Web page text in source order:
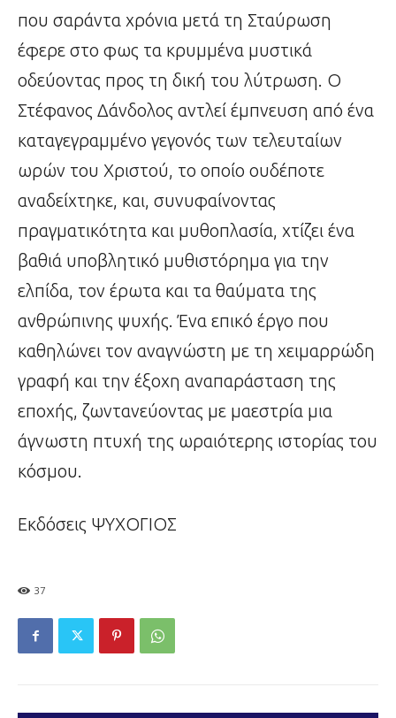
που σαράντα χρόνια μετά τη Σταύρωση
έφερε στο φως τα κρυμμένα μυστικά
οδεύοντας προς τη δική του λύτρωση. Ο
Στέφανος Δάνδολος αντλεί έμπνευση από ένα
καταγεγραμμένο γεγονός των τελευταίων
ωρών του Χριστού, το οποίο ουδέποτε
αναδείχτηκε, και, συνυφαίνοντας
πραγματικότητα και μυθοπλασία, χτίζει ένα
βαθιά υποβλητικό μυθιστόρημα για την
ελπίδα, τον έρωτα και τα θαύματα της
ανθρώπινης ψυχής. Ένα επικό έργο που
καθηλώνει τον αναγνώστη με τη χειμαρρώδη
γραφή και την έξοχη αναπαράσταση της
εποχής, ζωντανεύοντας με μαεστρία μια
άγνωστη πτυχή της ωραιότερης ιστορίας του
κόσμου.
Εκδόσεις ΨΥΧΟΓΙΟΣ
37